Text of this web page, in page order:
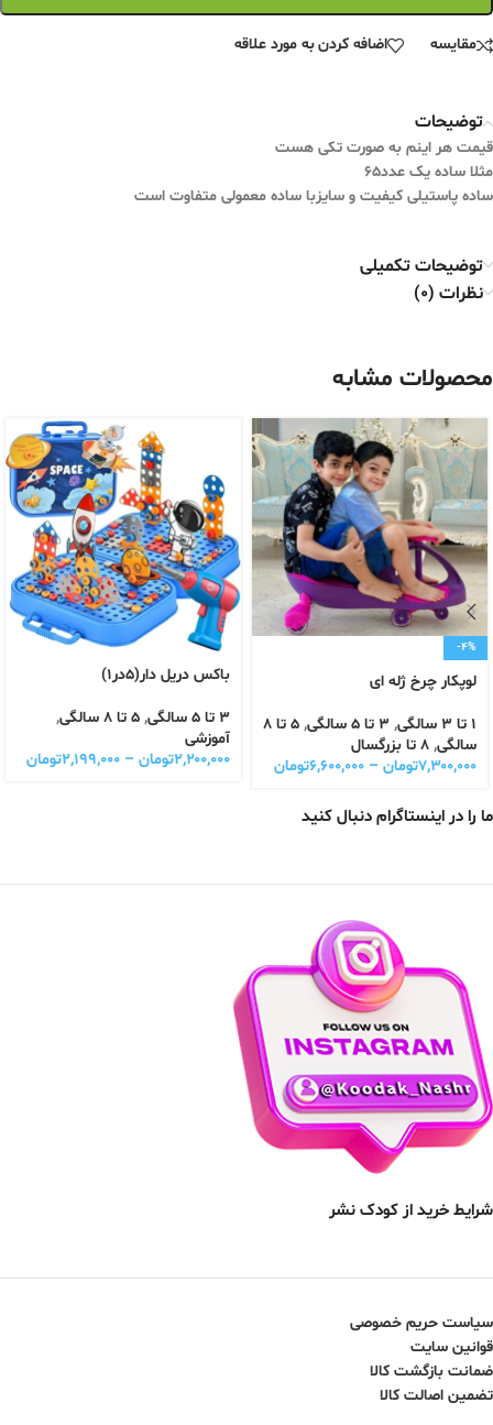
مقایسه اضافه کردن به مورد علاقه
توضیحات
قیمت هر اینم به صورت تکی هست
مثلا ساده یک عدد۶۵
ساده پاستیلی کیفیت و سایزبا ساده معمولی متفاوت است
توضیحات تکمیلی
نظرات (0)
محصولات مشابه
-4%
لوپکار چرخ ژله ای
1 تا 3 سالگی , 3 تا 5 سالگی ,
5 تا 8
سالگی, 8 تا بزرگسال
۷,۳۰۰,۰۰۰تومان – ۶,۶۰۰,۰۰۰تومان
باکس دریل دار(۵در۱)
3 تا 5 سالگی , 5 تا 8 سالگی
,
آموزشی
۲,۲۰۰,۰۰۰تومان – ۲,۱۹۹,۰۰۰تومان
ما را در اینستاگرام دنبال کنید
شرایط خرید از کودک نشر
سیاست حریم خصوصی
قوانین سایت
ضمانت بازگشت کالا
تضمین اصالت کالا